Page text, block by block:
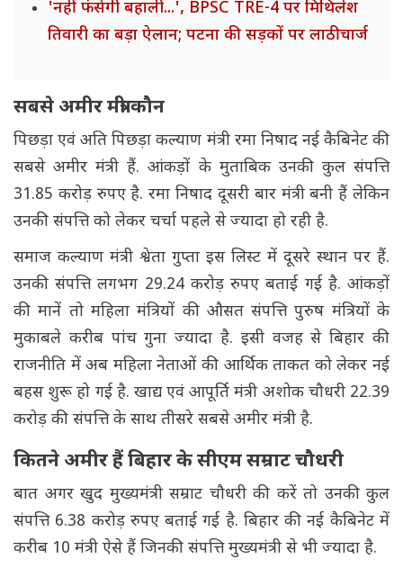
'नहीं फंसेगी बहाली...', BPSC TRE-4 पर मिथिलेश
तिवारी का बड़ा ऐलान; पटना की सड़कों पर लाठीचार्ज
सबसे अमीर मंत्री कौन
पिछड़ा एवं अति पिछड़ा कल्याण मंत्री रमा निषाद नई कैबिनेट की
सबसे अमीर मंत्री हैं. आंकड़ों के मुताबिक उनकी कुल संपत्ति
31.85 करोड़ रुपए है. रमा निषाद दूसरी बार मंत्री बनी हैं लेकिन
उनकी संपत्ति को लेकर चर्चा पहले से ज्यादा हो रही है.
समाज कल्याण मंत्री श्वेता गुप्ता इस लिस्ट में दूसरे स्थान पर हैं.
उनकी संपत्ति लगभग 29.24 करोड़ रुपए बताई गई है. आंकड़ों
की मानें तो महिला मंत्रियों की औसत संपत्ति पुरुष मंत्रियों के
मुकाबले करीब पांच गुना ज्यादा है. इसी वजह से बिहार की
राजनीति में अब महिला नेताओं की आर्थिक ताकत को लेकर नई
बहस शुरू हो गई है. खाद्य एवं आपूर्ति मंत्री अशोक चौधरी 22.39
करोड़ की संपत्ति के साथ तीसरे सबसे अमीर मंत्री है.
कितने अमीर हैं बिहार के सीएम सम्राट चौधरी
बात अगर खुद मुख्यमंत्री सम्राट चौधरी की करें तो उनकी कुल
संपत्ति 6.38 करोड़ रुपए बताई गई है. बिहार की नई कैबिनेट में
करीब 10 मंत्री ऐसे हैं जिनकी संपत्ति मुख्यमंत्री से भी ज्यादा है.